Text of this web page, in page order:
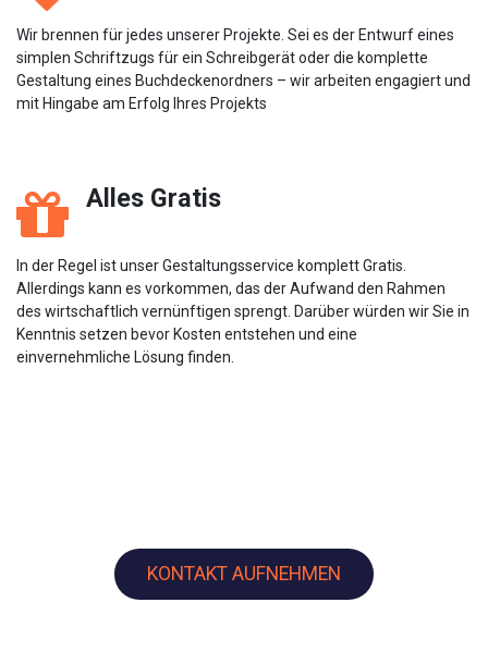
Wir brennen für jedes unserer Projekte. Sei es der Entwurf eines
simplen Schriftzugs für ein Schreibgerät oder die komplette
Gestaltung eines Buchdeckenordners – wir arbeiten engagiert und
mit Hingabe am Erfolg Ihres Projekts
Alles Gratis
In der Regel ist unser Gestaltungsservice komplett Gratis.
Allerdings kann es vorkommen, das der Aufwand den Rahmen
des wirtschaftlich vernünftigen sprengt. Darüber würden wir Sie in
Kenntnis setzen bevor Kosten entstehen und eine
einvernehmliche Lösung finden.
KONTAKT AUFNEHMEN